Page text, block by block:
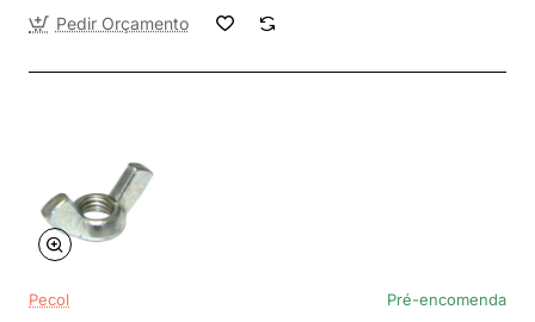
Pedir Orçamento
Pecol Pré-encomenda